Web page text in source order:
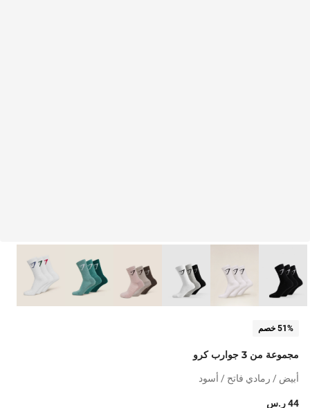
51% خصم
مجموعة من 3 جوارب كرو
أبيض / رمادي فاتح / أسود
44 ر.س